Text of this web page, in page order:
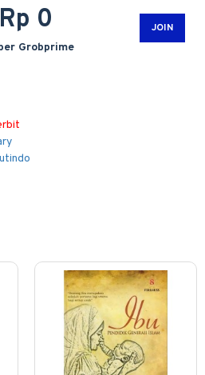
Rp 0
Grobprime
JOIN